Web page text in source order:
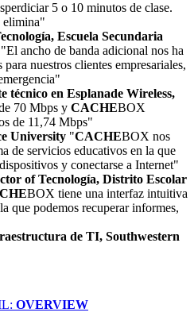
5 o 10 minutos de clase.
elimina"
Escuela Secundaria
"El ancho de banda adicional nos ha
nuestros clientes empresariales,
técnico en Esplanade Wireless,
70 Mbps y CACHEBOX
de 11,74 Mbps"
University "CACHEBOX nos
de servicios educativos en la que
y conectarse a Internet"
of Tecnología, Distrito Escolar
BOX tiene una interfaz intuitiva
que podemos recuperar informes,
de TI, Southwestern
OVERVIEW